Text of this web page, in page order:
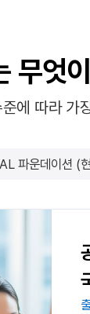
무엇
준에 따라
파운데이션 (